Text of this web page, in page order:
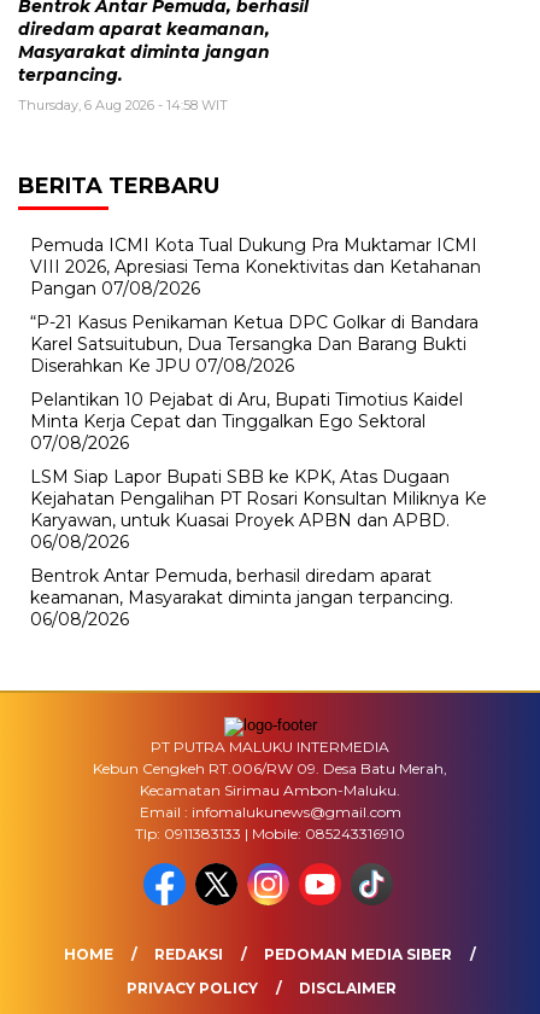
Bentrok Antar Pemuda, berhasil
diredam aparat keamanan,
Masyarakat diminta jangan
terpancing.
Thursday, 6 Aug 2026 - 14:58 WIT
BERITA TERBARU
Pemuda ICMI Kota Tual Dukung Pra Muktamar ICMI
VIII 2026, Apresiasi Tema Konektivitas dan Ketahanan
Pangan 07/08/2026
“P-21 Kasus Penikaman Ketua DPC Golkar di Bandara
Karel Satsuitubun, Dua Tersangka Dan Barang Bukti
Diserahkan Ke JPU 07/08/2026
Pelantikan 10 Pejabat di Aru, Bupati Timotius Kaidel
Minta Kerja Cepat dan Tinggalkan Ego Sektoral
07/08/2026
LSM Siap Lapor Bupati SBB ke KPK, Atas Dugaan
Kejahatan Pengalihan PT Rosari Konsultan Miliknya Ke
Karyawan, untuk Kuasai Proyek APBN dan APBD.
06/08/2026
Bentrok Antar Pemuda, berhasil diredam aparat
keamanan, Masyarakat diminta jangan terpancing.
06/08/2026
PT PUTRA MALUKU INTERMEDIA
Kebun Cengkeh RT.006/RW 09. Desa Batu Merah,
Kecamatan Sirimau Ambon-Maluku.
Email : infomalukunews@gmail.com
Tlp: 0911383133 | Mobile: 085243316910
HOME REDAKSI
PEDOMAN MEDIA SIBER
PRIVACY POLICY
DISCLAIMER